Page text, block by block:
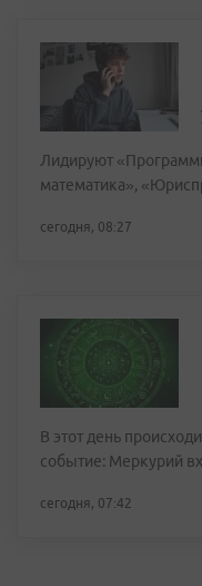
Лидируют
математика»,
сегодня, 08:27
В этот день
событие: Меркурий
сегодня, 07:42